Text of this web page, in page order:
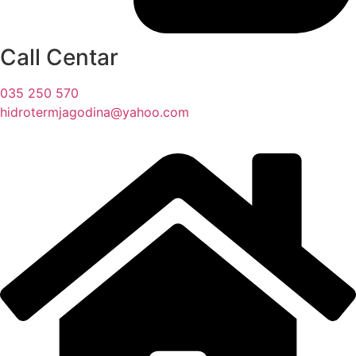
Call Centar
035 250 570
hidrotermjagodina@yahoo.com